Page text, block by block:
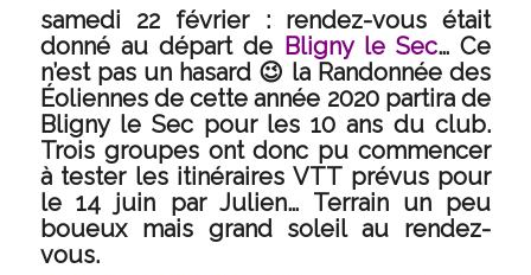
samedi 22 février: rendez-vous était
donné au départ de Bligny le Sec… Ce
n’est pas un hasard 😉 la Randonnée des
Éoliennes de cette année 2020 partira de
Bligny le Sec pour les 10 ans du club.
Trois groupes ont donc pu commencer
à tester les itinéraires VTT prévus pour
le 14 juin par Julien… Terrain un peu
boueux mais grand soleil au rendez-
vous.